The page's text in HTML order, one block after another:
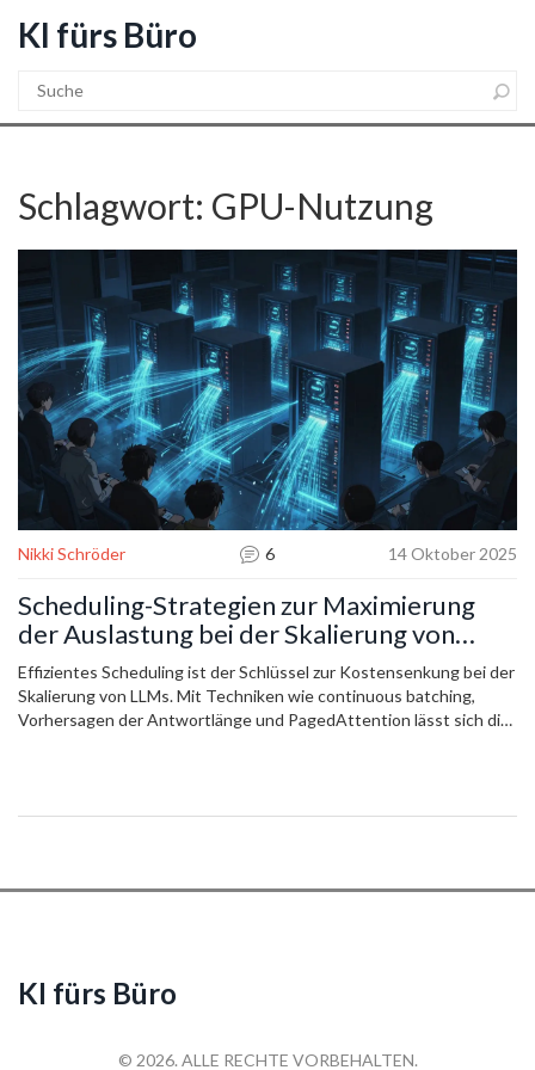
KI fürs Büro
Schlagwort: GPU-Nutzung
Nikki Schröder 6 14 Oktober 2025
Scheduling-Strategien zur Maximierung
der Auslastung bei der Skalierung von
LLMs
Effizientes Scheduling ist der Schlüssel zur Kostensenkung bei der
Skalierung von LLMs. Mit Techniken wie continuous batching,
Vorhersagen der Antwortlänge und PagedAttention lässt sich die
KI fürs Büro
© 2026. ALLE RECHTE VORBEHALTEN.